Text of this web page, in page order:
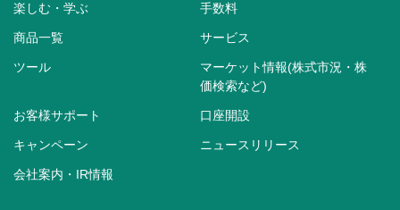
楽しむ・学ぶ 手数料
商品一覧 サービス
ツール
マーケット情報(株式市況・株
価検索など)
お客様サポート 口座開設
キャンペーン ニュースリリース
会社案内・IR情報